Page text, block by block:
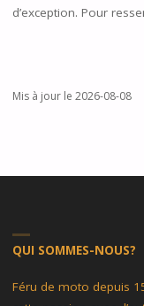
d’exception. Pour
Mis à jour le 2026-08-08
QUI SOMMES-NOUS?
Féru de moto depuis